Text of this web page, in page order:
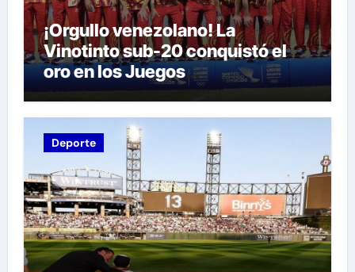
¡Orgullo venezolano! La
Vinotinto sub-20 conquistó el
oro en los Juegos
Centroamericanos y del Caribe
tras unos dramáticos penales
Deporte